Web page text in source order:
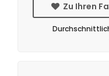
Zu Ihren